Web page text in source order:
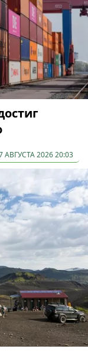
АВГУСТА 2026 20:03